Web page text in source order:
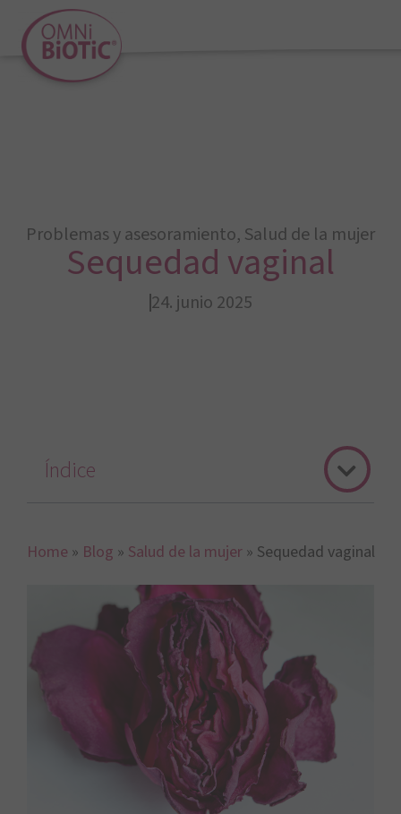
Problemas y asesoramiento, Salud de la mujer
Sequedad vaginal
24. junio 2025
Home » Blog » Salud de la mujer » Sequedad vaginal
Índice